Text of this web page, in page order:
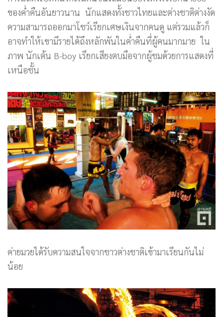
ของค่ำคืนอันยาวนาน นักแสดงทั้งชาวไทยและต่างชาติต่างงัด
ความสามารถออกมาโชว์เรียกเศษเงินจากคนดู แต่รวมแล้วก็
อาจทำให้เขามีรายได้ถึงหลักพันในค่ำคืนที่ผู้คนมากมาย ใน
ภาพ นักเต้น B-boy เรียกเสียงตบมือจากผู้ชมด้วยการแสดงที่
เหนือชั้น
ค่ายมวยได้รับความสนใจจากชาวต่างชาติเข้ามาเรียนกันไม่
น้อย